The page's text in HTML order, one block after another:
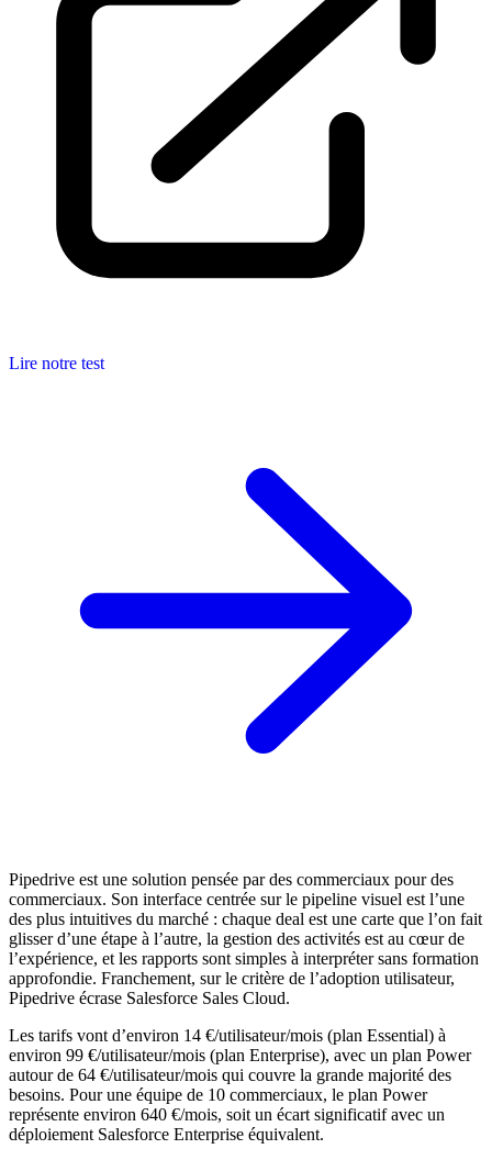
Lire notre test
Pipedrive est une solution pensée par des commerciaux pour des
commerciaux. Son interface centrée sur le pipeline visuel est l’une
des plus intuitives du marché : chaque deal est une carte que l’on fait
glisser d’une étape à l’autre, la gestion des activités est au cœur de
l’expérience, et les rapports sont simples à interpréter sans formation
approfondie. Franchement, sur le critère de l’adoption utilisateur,
Pipedrive écrase Salesforce Sales Cloud.
Les tarifs vont d’environ 14 €/utilisateur/mois (plan Essential) à
environ 99 €/utilisateur/mois (plan Enterprise), avec un plan Power
autour de 64 €/utilisateur/mois qui couvre la grande majorité des
besoins. Pour une équipe de 10 commerciaux, le plan Power
représente environ 640 €/mois, soit un écart significatif avec un
déploiement Salesforce Enterprise équivalent.